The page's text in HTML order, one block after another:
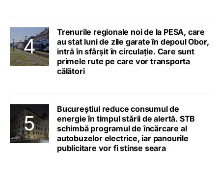
Trenurile regionale noi de la PESA, care
au stat luni de zile garate în depoul Obor,
intră în sfârșit în circulație. Care sunt
primele rute pe care vor transporta
călători
Bucureștiul reduce consumul de
energie în timpul stării de alertă. STB
schimbă programul de încărcare al
autobuzelor electrice, iar panourile
publicitare vor fi stinse seara